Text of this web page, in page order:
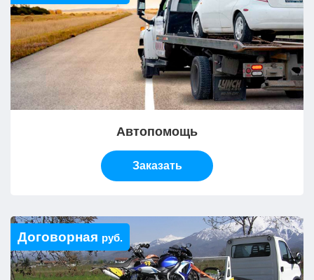
Автопомощь
Заказать
Договорная руб.